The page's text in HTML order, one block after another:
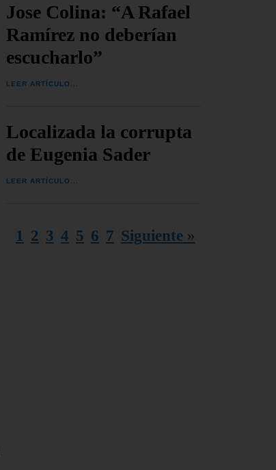
Jose Colina: “A Rafael
Ramírez no deberían
escucharlo”
LEER ARTÍCULO...
Localizada la corrupta
de Eugenia Sader
LEER ARTÍCULO...
1 2 3 4 5 6 7 Siguiente »